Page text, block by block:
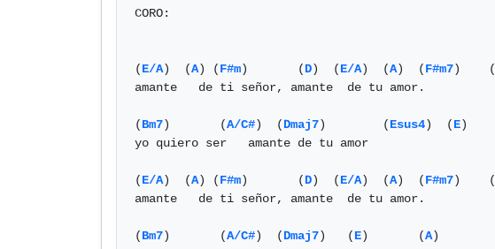
CORO:
(E/A)  (A) (F#m)       (D)  (E/A)  (A)  (F#m7)    (
amante   de ti señor, amante  de tu amor.
(Bm7)       (A/C#)  (Dmaj7)        (Esus4)  (E)
yo quiero ser   amante de tu amor
(E/A)  (A) (F#m)       (D)  (E/A)  (A)  (F#m7)    (
amante   de ti señor, amante  de tu amor.
(Bm7)       (A/C#)  (Dmaj7)   (E)       (A)